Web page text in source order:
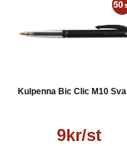
Kulpenna Bic Clic M10
9kr/st